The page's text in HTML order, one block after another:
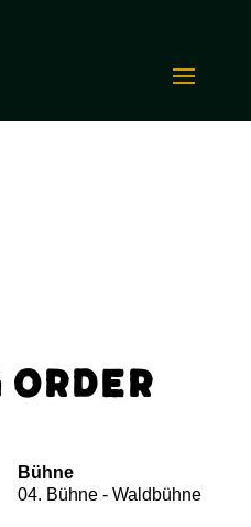
Order
Bühne
04. Bühne - Waldbühne